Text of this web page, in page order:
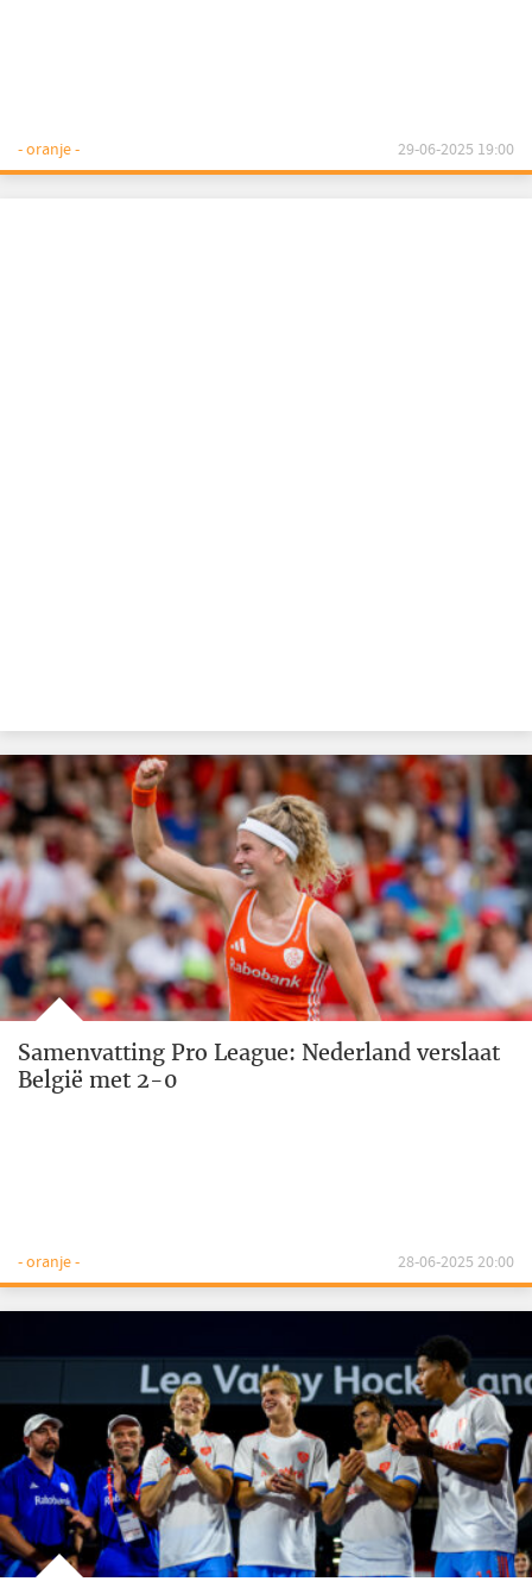
- oranje - 29-06-2025 19:00
Samenvatting Pro League: Nederland verslaat
België met 2-0
- oranje - 28-06-2025 20:00